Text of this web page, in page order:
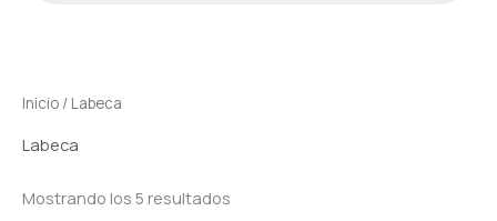
Inicio / Labeca
Labeca
Mostrando los 5 resultados